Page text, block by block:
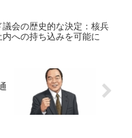
議会の歴史的な決定：核兵
への持ち込みを可能に